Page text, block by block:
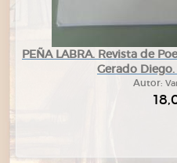
PEÑA LABRA. Revista de
Gerado
Autor: